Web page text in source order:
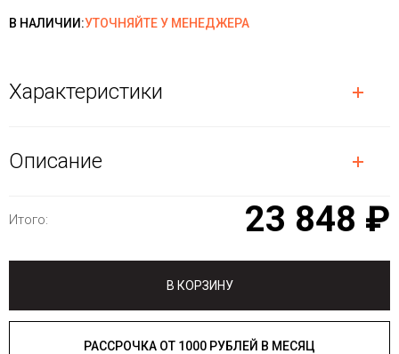
В НАЛИЧИИ:УТОЧНЯЙТЕ У МЕНЕДЖЕРА
Характеристики
Описание
Итого: 23 848 ₽
В КОРЗИНУ
РАССРОЧКА ОТ 1000 РУБЛЕЙ В МЕСЯЦ